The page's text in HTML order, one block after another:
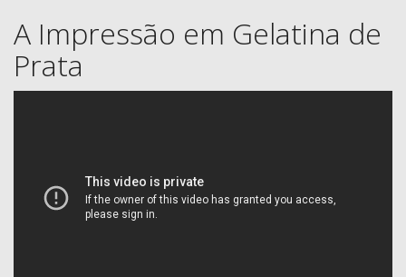
A Impressão em Gelatina de
Prata